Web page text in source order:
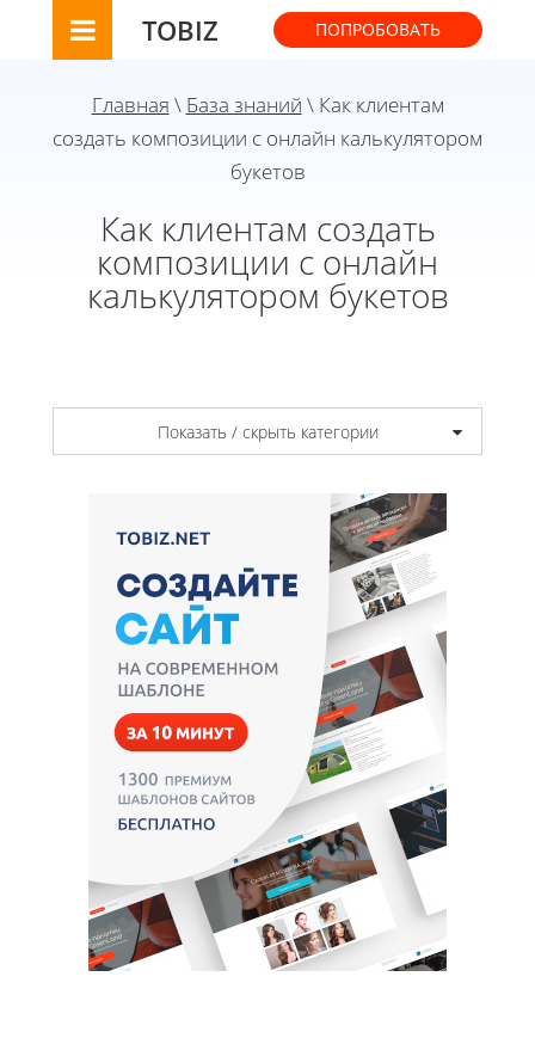
TOBIZ ПОПРОБОВАТЬ
Главная \ База знаний \ Как клиентам
создать композиции с онлайн калькулятором
букетов
Как клиентам создать
композиции с онлайн
калькулятором букетов
Показать / скрыть категории